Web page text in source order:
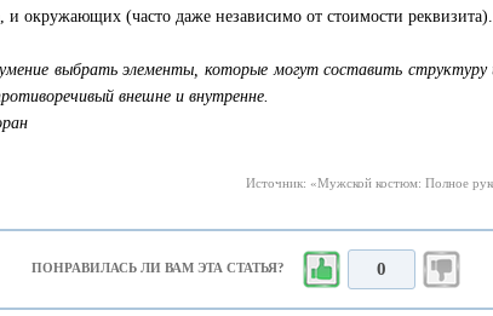
и окружающих (часто даже независимо от стоимости реквизита).
выбрать элементы, которые могут составить структуру
внешне и внутренне.
Источник: «Мужской костюм: Полное
ПОНРАВИЛАСЬ ЛИ ВАМ ЭТА СТАТЬЯ? 0